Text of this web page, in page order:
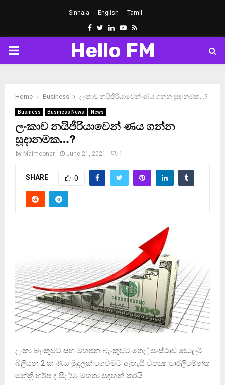
Sinhala English Tamil
Facebook
Twitter
LinkedinYoutube
Rss
PRIMARY
Hello FM
Home Business ලංකාව නයිජීරියාවෙන් ණය ගන්න සූදානමක…?
Business Business News News
ලංකාව නයිජීරියාවෙන් ණය ගන්න
සූදානමක…?
by Maimoonar June 21, 2021 1
SHARE 0
ලංකා බැංකුවට සහ මහජන බැංකුවට තෙල් සංස්ථාව ඩොලර්
බිලියන 2 ක ණය මුදලක් ගෙවීමට ඇතැයි විපක්‍ෂ පාර්ලිමේන්තු
මන්ත්‍රී හර්ෂ ද සිල්වා මහතා සඳහන් කරයි.